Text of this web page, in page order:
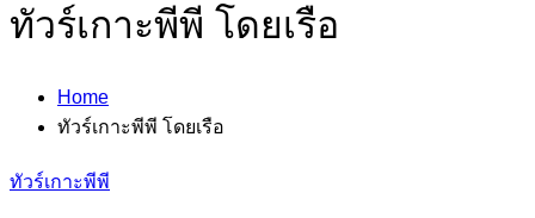
ทัวร์เกาะพีพี โดยเรือ
Home
ทัวร์เกาะพีพี โดยเรือ
ทัวร์เกาะพีพี